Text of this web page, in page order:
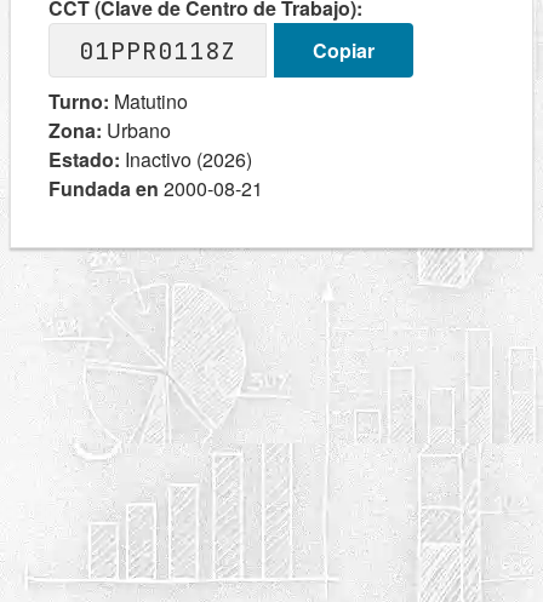
CCT (Clave de Centro de Trabajo):
01PPR0118Z
Copiar
Turno: Matutino
Zona: Urbano
Estado: Inactivo (2026)
Fundada en 2000-08-21